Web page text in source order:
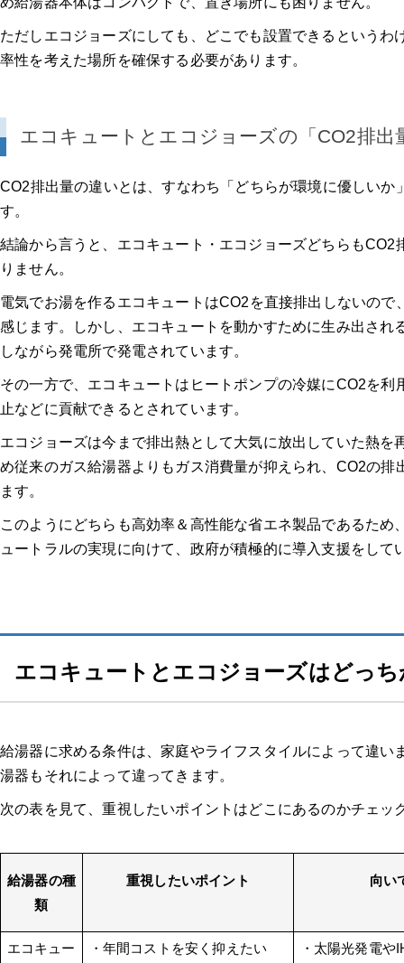
ただしエコジョーズにしても、どこでも設置できるというわ
率性を考えた場所を確保する必要があります。
エコキュートとエコジョーズの「CO2排出
CO2排出量の違いとは、すなわち「どちらが環境に優しいか
す。
結論から言うと、エコキュート・エコジョーズどちらもCO2
りません。
電気でお湯を作るエコキュートはCO2を直接排出しないので
感じます。しかし、エコキュートを動かすために生み出され
しながら発電所で発電されています。
その一方で、エコキュートはヒートポンプの冷媒にCO2を利
止などに貢献できるとされています。
エコジョーズは今まで排出熱として大気に放出していた熱を
め従来のガス給湯器よりもガス消費量が抑えられ、CO2の排
ます。
このようにどちらも高効率＆高性能な省エネ製品であるため
ュートラルの実現に向けて、政府が積極的に導入支援をして
エコキュートとエコジョーズはどっ
給湯器に求める条件は、家庭やライフスタイルによって違い
湯器もそれによって違ってきます。
次の表を見て、重視したいポイントはどこにあるのかチェッ
給湯器の種
類
重視したいポイント 向い
エコキュー
・年間コストを安く抑えたい
・太陽光発電や